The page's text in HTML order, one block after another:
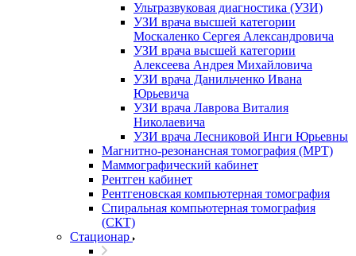
Ультразвуковая диагностика (УЗИ)
УЗИ врача высшей категории
Москаленко Сергея Александровича
УЗИ врача высшей категории
Алексеева Андрея Михайловича
УЗИ врача Данильченко Ивана
Юрьевича
УЗИ врача Лаврова Виталия
Николаевича
УЗИ врача Лесниковой Инги Юрьевны
Магнитно-резонансная томография (МРТ)
Маммографический кабинет
Рентген кабинет
Рентгеновская компьютерная томография
Спиральная компьютерная томография
(СКТ)
Стационар